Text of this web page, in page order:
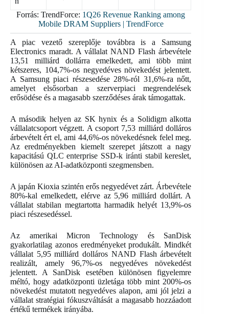
Forrás: TrendForce: 1Q26 Revenue Ranking among
Mobile DRAM Suppliers | TrendForce
A piac vezető szereplője továbbra is a Samsung
Electronics maradt. A vállalat NAND Flash árbevétele
13,51 milliárd dollárra emelkedett, ami több mint
kétszeres, 104,7%-os negyedéves növekedést jelentett.
A Samsung piaci részesedése 28%-ról 31,6%-ra nőtt,
amelyet elsősorban a szerverpiaci megrendelések
erősödése és a magasabb szerződéses árak támogattak.
A második helyen az SK hynix és a Solidigm alkotta
vállalatcsoport végzett. A csoport 7,53 milliárd dolláros
árbevételt ért el, ami 44,6%-os növekedésnek felel meg.
Az eredményekben kiemelt szerepet játszott a nagy
kapacitású QLC enterprise SSD-k iránti stabil kereslet,
különösen az AI-adatközponti szegmensben.
A japán Kioxia szintén erős negyedévet zárt. Árbevétele
80%-kal emelkedett, elérve az 5,96 milliárd dollárt. A
vállalat stabilan megtartotta harmadik helyét 13,9%-os
piaci részesedéssel.
Az amerikai Micron Technology és SanDisk
gyakorlatilag azonos eredményeket produkált. Mindkét
vállalat 5,95 milliárd dolláros NAND Flash árbevételt
realizált, amely 96,7%-os negyedéves növekedést
jelentett. A SanDisk esetében különösen figyelemre
méltó, hogy adatközponti üzletága több mint 200%-os
növekedést mutatott negyedéves alapon, ami jól jelzi a
vállalat stratégiai fókuszváltását a magasabb hozzáadott
értékű termékek irányába.